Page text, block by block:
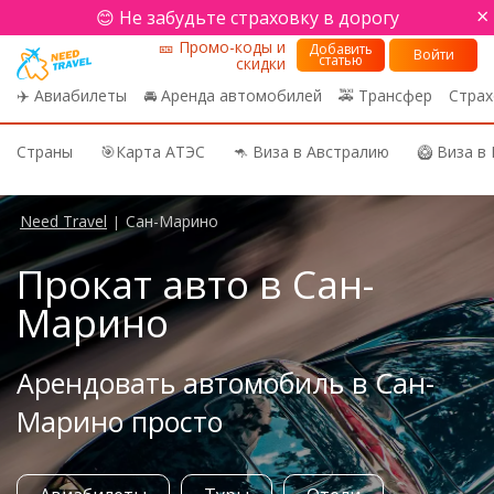
😊 Не забудьте страховку в дорогу ×
✈️ Авиабилеты 🚘 Аренда автомобилей 🚕 Трансфер
🎫 Промо-коды и
скидки
Добавить
статью Войти
Страны 🎯Карта АТЭС 🦘 Виза в Австралию 🥝 Виза
Need Travel | Сан-Марино
Прокат авто в Сан-
Марино
Арендовать автомобиль в Сан-
Марино просто